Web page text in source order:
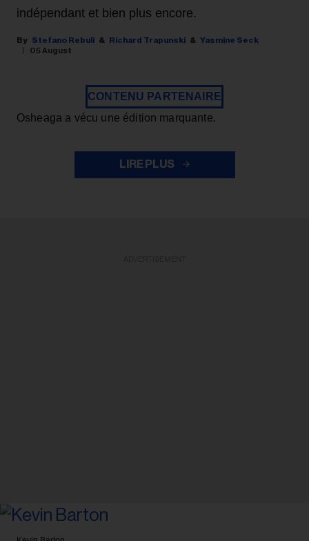
indépendant et bien plus encore.
Stefano Rebuli Richard Trapunski
Yasmine Seck
05 August
CONTENU PARTENAIRE
Osheaga a vécu une édition marquante.
LIRE PLUS